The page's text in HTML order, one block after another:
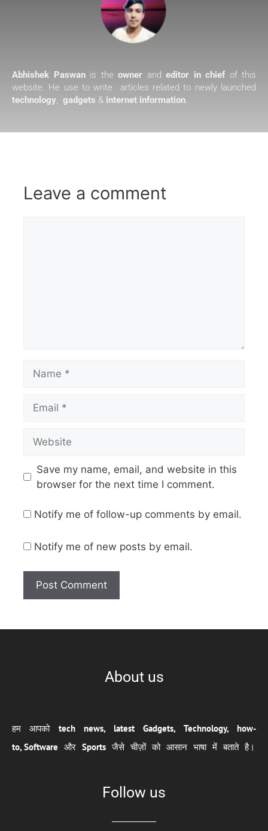
Abhishek Paswanis the owner and editor in chiefof this
website. He use to write articles related to newly launched
technology, gadgets & internet information.
Leave a comment
Save my name, email, and website in this
browser for the next time I comment.
Notify me of follow-up comments by email.
Notify me of new posts by email.
About us
हम आपको tech news, latest Gadgets, Technology, how-
to, Software और Sports जैसे चीज़ों को आसान भाषा में बताते है।
Follow us